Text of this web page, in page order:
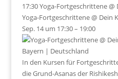
17:30Yoga-Fortgeschrittene@
Yoga-Fortgeschrittene@ Dein
Sep. 14 um 17:30 – 19:00
In den Kursen für
die Grund-Asanas der